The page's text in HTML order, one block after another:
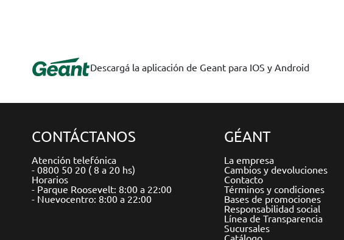
Descargá la aplicación de Geant para IOS y Android
CONTÁCTANOS
Atención telefónica
- 0800 50 20 ( 8 a 20 hs)
Horarios
- Parque Roosevelt: 8:00 a 22:00
- Nuevocentro: 8:00 a 22:00
GÉANT
La empresa
Cambios y devoluciones
Contacto
Términos y condiciones
Bases de promociones
Responsabilidad social
Línea de Transparencia
Sucursales
Catálogo